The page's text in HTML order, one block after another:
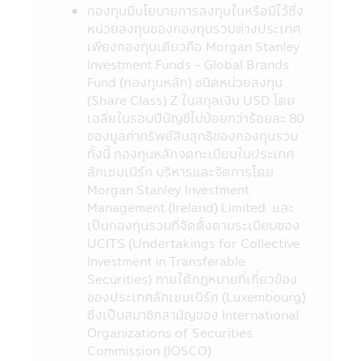
คณะกรรมการ ก.ล.ต. หรือโดยผ่านเครือข่าย
Internet ของสำนักงานคณะกรรมการ ก.ล.ต.
http://www.sec.or.th
9. กองทุนรวมเป็นนิติบุคคลแยกต่างหากจาก
บริษัทจัดการ ดังนั้นบริษัทจัดการจึงไม่มีภาระ
ผูกพันในการชดเชยผลขาดทุนของกองทุนรวม
ทั้งนี้ ผลการดำเนินงานของกองทุนรวม ไม่ได้ขึ้น
อยู่กับสถานะทางการเงินหรือผลการดำเนินงาน
ของบริษัทจัดการ
10. การลงทุนในกองทุนรวมใดๆ ที่มีรายชื่อ
ปรากฏในแอปพลิเคชันผ่านโทรศัพท์มือถือนี้อยู่
ภายใต้การควบคุมของกฎหมายไทยรวมถึงกฎ
ระเบียบ และข้อบังคับต่างๆ ที่กำหนดไว้ตามพระ
ราชบัญญัติหลักทรัพย์ และตลาดหลักทรัพย์
พ.ศ. 2535 (ที่แก้ไขเพิ่มเติม)
11. ข้อมูลในแอปพลิเคชันผ่านโทรศัพท์มือถือ
นี้เป็นข้อมูลทั่วไป ไม่ใช่คำแนะนำหรือความเห็น
และไม่ถือเป็นการแทนคำแนะนำ หรือมีความมุ่ง
หมายให้ถือเป็นคำเสนอ หรือการเชิญชวนให้
บุคคลใดทำการซื้อ หรือขายผลิตภัณฑ์ด้านการ
กองทุนมีนโยบายการลงทุนในหรือมีไว้ซึ่ง
หน่วยลงทุนของกองทุนรวมต่างประเทศ
เพียงกองทุนเดียวคือ Morgan Stanley
Investment Funds - Global Brands
Fund (กองทุนหลัก) ชนิดหน่วยลงทุน
(Share Class) Z ในสกุลเงิน USD โดย
เฉลี่ยในรอบปีบัญชีไม่น้อยกว่าร้อยละ 80
ของมูลค่าทรัพย์สินสุทธิของกองทุนรวม
ทั้งนี้ กองทุนหลักจดทะเบียนในประเทศ
ลักเซมเบิร์ก บริหารและจัดการโดย
Morgan Stanley Investment
Management (Ireland) Limited. และ
เป็นกองทุนรวมที่จัดตั้งตามระเบียบของ
UCITS (Undertakings for Collective
Investment in Transferable
Securities) ภายใต้กฎหมายที่เกี่ยวข้อง
ของประเทศลักเซมเบิร์ก (Luxembourg)
ซึ่งเป็นสมาชิกสามัญของ International
Organizations of Securities
Commission (IOSCO)